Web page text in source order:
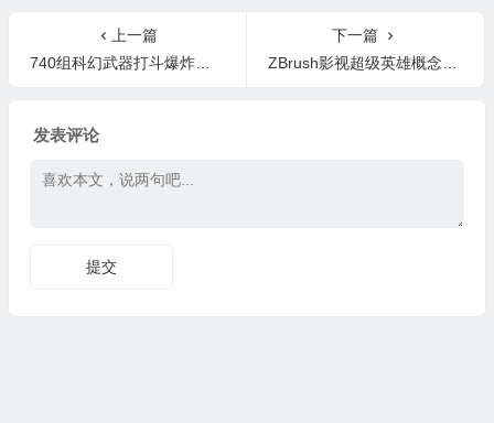
上一篇
740组科幻武器打斗爆炸魔法冲击无损音效
下一篇
ZBrush影视超级英雄概念设计视频教程
发表评论